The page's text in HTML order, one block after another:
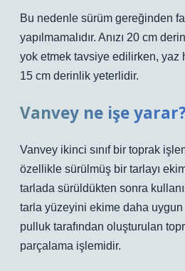
Bu nedenle sürüm gereğinden
yapılmamalıdır. Anızı 20 cm
yok etmek tavsiye edilirken, yaz
15 cm derinlik yeterlidir.
Vanvey ne işe
Vanvey ikinci sınıf bir toprak
özellikle sürülmüş bir tarlayı
tarlada sürüldükten sonra
tarla yüzeyini ekime daha
pulluk tarafından oluşturulan
parçalama işlemidir.